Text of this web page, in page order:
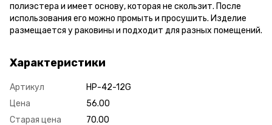
полиэстера и имеет основу, которая не скользит. После
использования его можно промыть и просушить. Изделие
размещается у раковины и подходит для разных помещений.
Характеристики
Артикул
HP-42-12G
Цена
56.00
Старая цена
70.00